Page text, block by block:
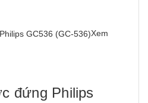
Xem
đứng Philips